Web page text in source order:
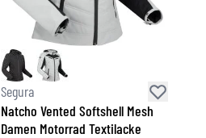
Segura
Natcho Vented Softshell Mesh
Damen Motorrad Textilacke